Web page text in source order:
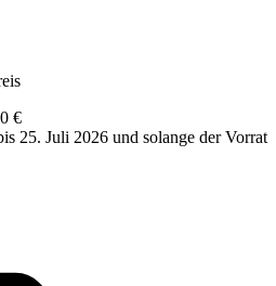
€
25. Juli 2026 und solange der Vorrat